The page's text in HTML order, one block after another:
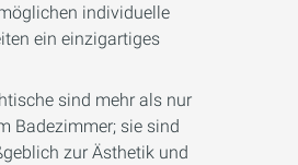
individuelle
ein einzigartiges
sind mehr als nur
Badezimmer; sie sind
zur Ästhetik und